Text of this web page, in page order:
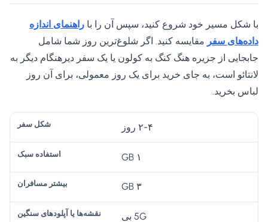
با شکل مسیر خود شروع کنید، سپس آن را با راهنمای اندازه
داده‌های سفر مقایسه کنید. اگر شلوغ‌ترین روز شما شامل
جابجایی از جزیره هنگ کنگ به کولون یا یک سفر دیرهنگام دیگر به
لانتائو است، به جای خرید برای یک روز معمولی، برای آن روز
لباس بخرید.
ش
ب
۲-۴ روز
۱ GB
۳ GB
5G بی